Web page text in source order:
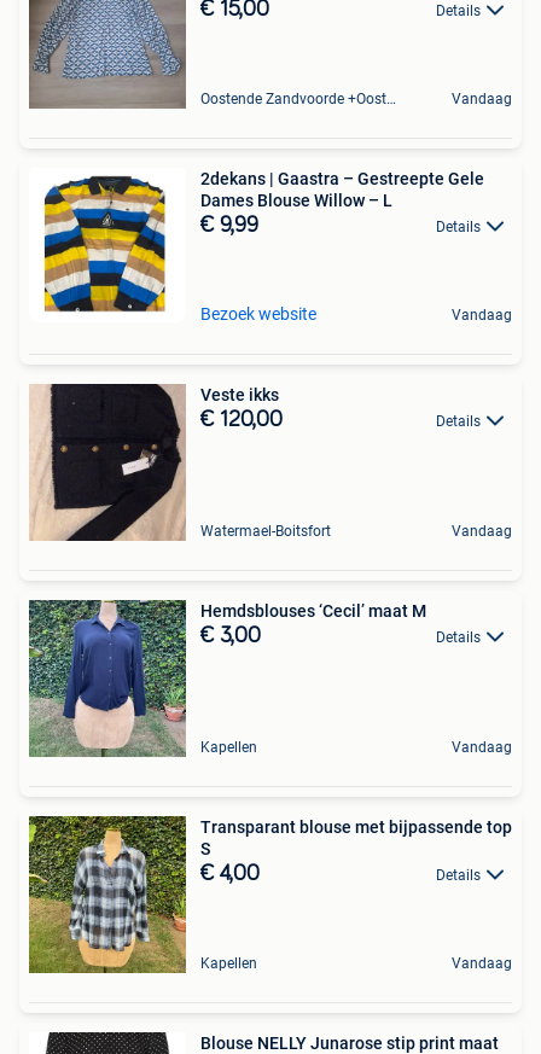
€ 15,00 Details
Oostende Zandvoorde +Oostende Vandaag
2dekans | Gaastra – Gestreepte Gele
Dames Blouse Willow – L
€ 9,99 Details
Bezoek website Vandaag
Veste ikks
€ 120,00 Details
Watermael-Boitsfort Vandaag
Hemdsblouses ‘Cecil’ maat M
€ 3,00 Details
Kapellen Vandaag
Transparant blouse met bijpassende top
S
€ 4,00 Details
Kapellen Vandaag
Blouse NELLY Junarose stip print maat